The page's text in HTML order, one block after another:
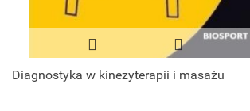
Diagnostyka w kinezyterapii i masażu